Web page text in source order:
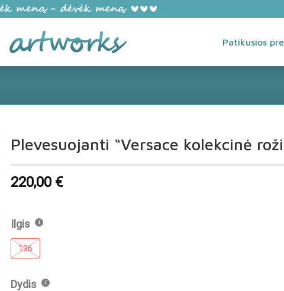
Patikusios
Plevesuojanti “Versace kolekcinė
220,00 €
Ilgis
136
Dydis